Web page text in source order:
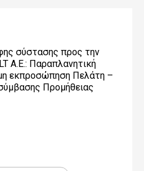
σύστασης προς την
A.E.: Παραπλανητική
εκπροσώπηση Πελάτη –
Προμήθειας